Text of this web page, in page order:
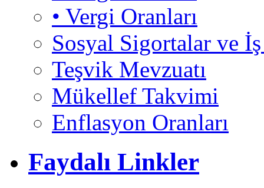
• Vergi Oranları
Sosyal Sigortalar ve
Teşvik Mevzuatı
Mükellef Takvimi
Enflasyon Oranları
Faydalı Linkler